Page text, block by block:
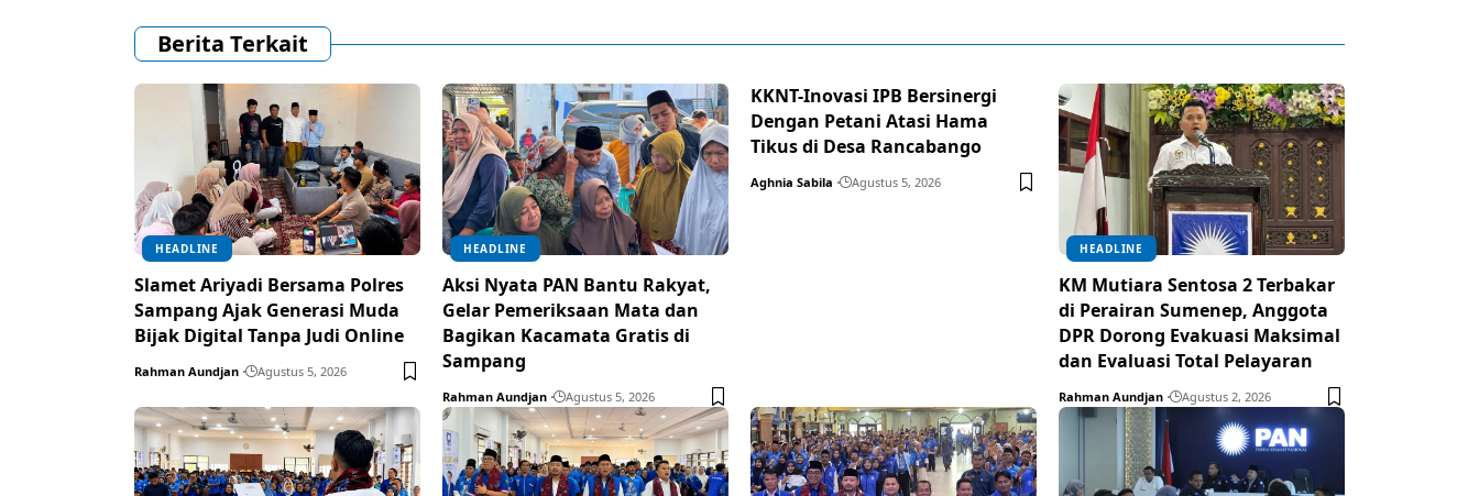
Berita Terkait
HEADLINE
Slamet Ariyadi Bersama Polres
Sampang Ajak Generasi Muda
Bijak Digital Tanpa Judi Online
Rahman Aundjan Agustus 5, 2026
HEADLINE
Aksi Nyata PAN Bantu Rakyat,
Gelar Pemeriksaan Mata dan
Bagikan Kacamata Gratis di
Sampang
Rahman Aundjan Agustus 5, 2026
KKNT-Inovasi IPB Bersinergi
Dengan Petani Atasi Hama
Tikus di Desa Rancabango
Aghnia Sabila Agustus 5, 2026
HEADLINE
KM Mutiara Sentosa 2 Terbakar
di Perairan Sumenep, Anggota
DPR Dorong Evakuasi Maksimal
dan Evaluasi Total Pelayaran
Rahman Aundjan Agustus 2, 2026